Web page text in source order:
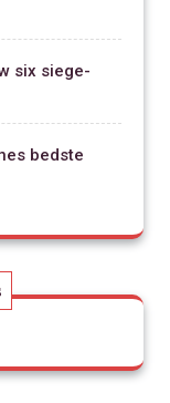
six siege-
bedste